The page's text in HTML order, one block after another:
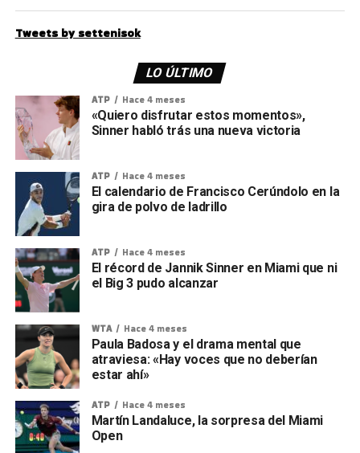
Tweets by settenisok
LO ÚLTIMO
ATP Hace 4 meses
«Quiero disfrutar estos momentos»,
Sinner habló trás una nueva victoria
ATP Hace 4 meses
El calendario de Francisco Cerúndolo en la
gira de polvo de ladrillo
ATP Hace 4 meses
El récord de Jannik Sinner en Miami que ni
el Big 3 pudo alcanzar
WTA Hace 4 meses
Paula Badosa y el drama mental que
atraviesa: «Hay voces que no deberían
estar ahí»
ATP Hace 4 meses
Martín Landaluce, la sorpresa del Miami
Open